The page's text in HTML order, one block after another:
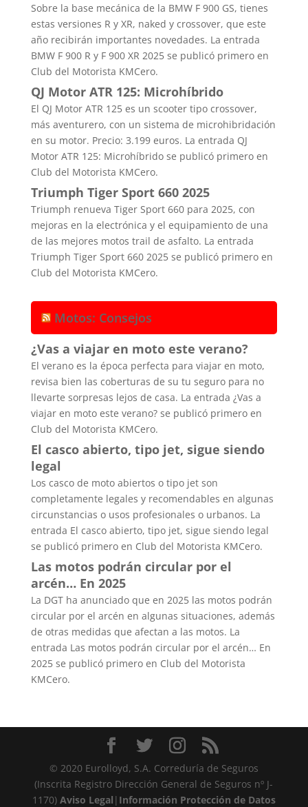
Sobre la base mecánica de la BMW F 900 GS, tienes
estas versiones R y XR, naked y crossover, que este
año recibirán importantes novedades. La entrada
BMW F 900 R y F 900 XR 2025 se publicó primero en
Club del Motorista KMCero.
QJ Motor ATR 125: Microhíbrido
El QJ Motor ATR 125 es un scooter tipo crossover,
más aventurero, con un sistema de microhibridación
en su motor. Precio: 3.199 euros. La entrada QJ
Motor ATR 125: Microhíbrido se publicó primero en
Club del Motorista KMCero.
Triumph Tiger Sport 660 2025
Triumph renueva Tiger Sport 660 para 2025, con
mejoras en la electrónica y el equipamiento de una
de las mejores motos trail de asfalto. La entrada
Triumph Tiger Sport 660 2025 se publicó primero en
Club del Motorista KMCero.
Motos: Consejos
¿Vas a viajar en moto este verano?
El verano es la época perfecta para viajar en moto,
revisa bien las coberturas de su tu seguro para no
llevarte sorpresas lejos de casa. La entrada ¿Vas a
viajar en moto este verano? se publicó primero en
Club del Motorista KMCero.
El casco abierto, tipo jet, sigue siendo
legal
Los casco de moto abiertos o tipo jet son
completamente legales y recomendables en algunas
circunstancias o usos profesionales o urbanos. La
entrada El casco abierto, tipo jet, sigue siendo legal
se publicó primero en Club del Motorista KMCero.
Las motos podrán circular por el
arcén… En 2025
La DGT ha anunciado que en 2025 las motos podrán
circular por el arcén en algunas situaciones, además
de otras medidas que afectan a las motos. La
entrada Las motos podrán circular por el arcén… En
2025 se publicó primero en Club del Motorista
KMCero.
© 2020 Eurolloyd, S.A. Correduría de Seguros
(Inscrita Registro Dirección General de Seguros nº J-
1170) Aviso Legal | Información Protección de Datos